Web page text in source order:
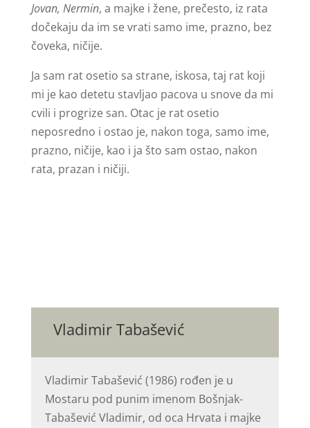
Jovan, Nermin, a majke i žene, prečesto, iz rata
dočekaju da im se vrati samo ime, prazno, bez
čoveka, ničije.
Ja sam rat osetio sa strane, iskosa, taj rat koji
mi je kao detetu stavljao pacova u snove da mi
cvili i progrize san. Otac je rat osetio
neposredno i ostao je, nakon toga, samo ime,
prazno, ničije, kao i ja što sam ostao, nakon
rata, prazan i ničiji.
Vladimir Tabašević
Vladimir Tabašević (1986) rođen je u
Mostaru pod punim imenom Bošnjak-
Tabašević Vladimir, od oca Hrvata i majke